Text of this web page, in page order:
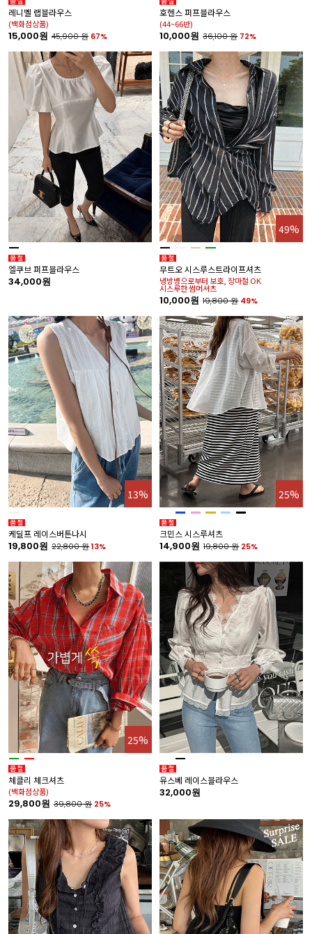
레니멜 랩블라우스
(백화점상품)
15,000원 45,900원 67%
호헨스 퍼프블라우스
(44~66반)
10,000원 36,100원 72%
엘쿠브 퍼프블라우스
34,000원
49%
무트오 시스루스트라이프셔츠
냉방병으로부터 보호, 장마철 OK
시스루한 썸머셔츠
10,000원 19,800원 49%
13%
케딜프 레이스버튼나시
19,800원 22,800원13%
25%
크민스 시스루셔츠
14,900원 19,800원 25%
25%
체클리 체크셔츠
(백화점상품)
29,800원 39,800원 25%
유스베 레이스블라우스
32,000원